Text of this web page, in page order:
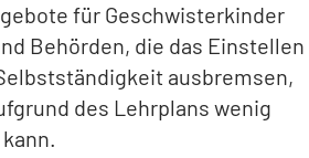
für Geschwisterkinder
Behörden, die das Einstellen
ausbremsen,
des Lehrplans wenig